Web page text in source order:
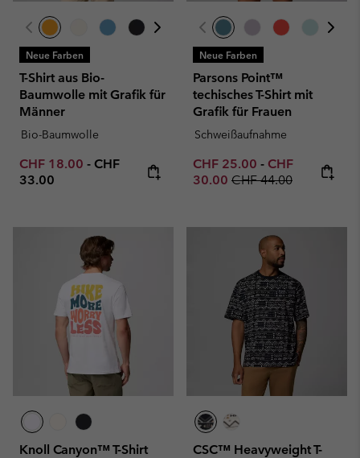
Neue Farben
T-Shirt aus Bio-
Baumwolle mit Grafik für
Männer
Bio-Baumwolle
Minimum sale price:
CHF 18.00 - Maximum price:
CHF
33.00
Neue Farben
Parsons Point™
techisches T-Shirt mit
Grafik für Frauen
Schweißaufnahme
Minimum sale price:
CHF 25.00 - Maximum sale
CHF
30.00 Regular price:
CHF 44.00
Knoll Canyon™ T-Shirt
CSC™ Heavyweight T-